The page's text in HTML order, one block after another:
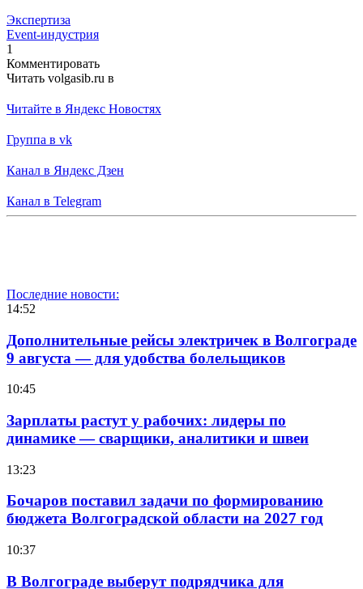
Экспертиза
Event-индустрия
1
Комментировать
Читать volgasib.ru в
Читайте в Яндекс Новостях
Группа в vk
Канал в Яндекс Дзен
Канал в Telegram
Последние новости:
14:52
Дополнительные рейсы электричек в Волгограде
9 августа — для удобства болельщиков
10:45
Зарплаты растут у рабочих: лидеры по
динамике — сварщики, аналитики и швеи
13:23
Бочаров поставил задачи по формированию
бюджета Волгоградской области на 2027 год
10:37
В Волгограде выберут подрядчика для